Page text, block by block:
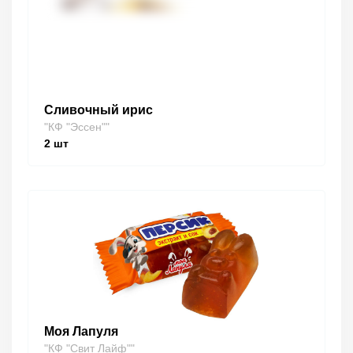
Сливочный ирис
"КФ "Эссен""
2 шт
Моя Лапуля
"КФ "Свит Лайф""